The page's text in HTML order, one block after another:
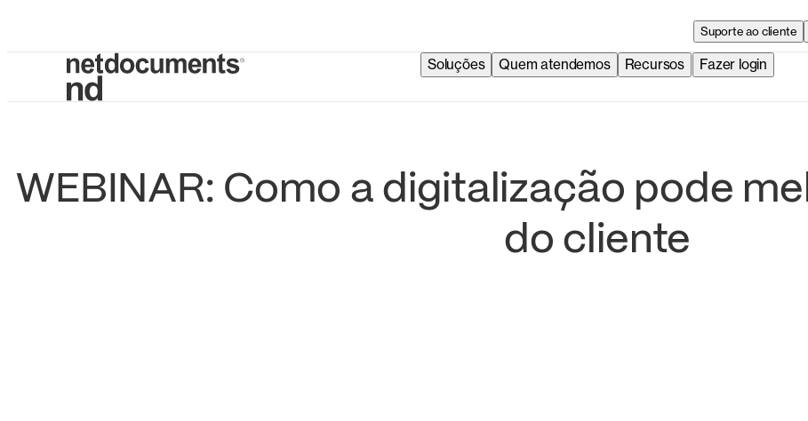
Suporte ao cliente
Soluções Quem atendemos Recursos Fazer login
WEBINAR: Como a digitalização pode
do cliente